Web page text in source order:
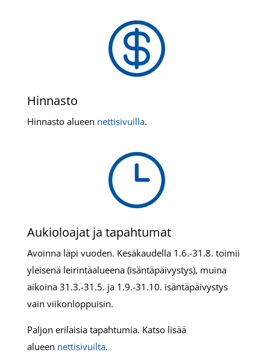

Hinnasto
Hinnasto alueen nettisivuilla.
}
Aukioloajat ja tapahtumat
Avoinna läpi vuoden. Kesäkaudella 1.6.-31.8. toimii
yleisenä leirintäalueena (isäntäpäivystys), muina
aikoina 31.3.-31.5. ja 1.9.-31.10. isäntäpäivystys
vain viikonloppuisin.
Paljon erilaisia tapahtumia. Katso lisää
alueen nettisivuilta.